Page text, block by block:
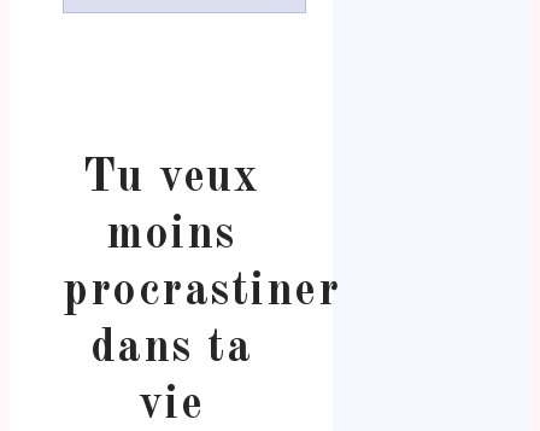
Tu veux
moins
procrastiner
dans ta
vie